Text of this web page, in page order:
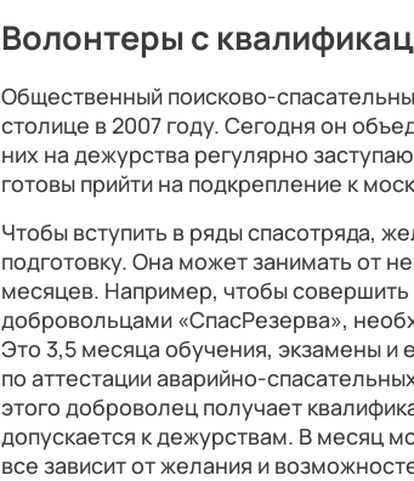
Волонтеры с
Общественный поисково-
столице в 2007 году. Сегодня он
них на дежурства регулярно
готовы прийти на подкрепление к
Чтобы вступить в ряды спасотряда,
подготовку. Она может занимать от
месяцев. Например, чтобы
добровольцами «СпасРезерва»,
Это 3,5 месяца обучения, экзамены
по аттестации аварийно-
этого доброволец получает
допускается к дежурствам. В месяц
все зависит от желания и